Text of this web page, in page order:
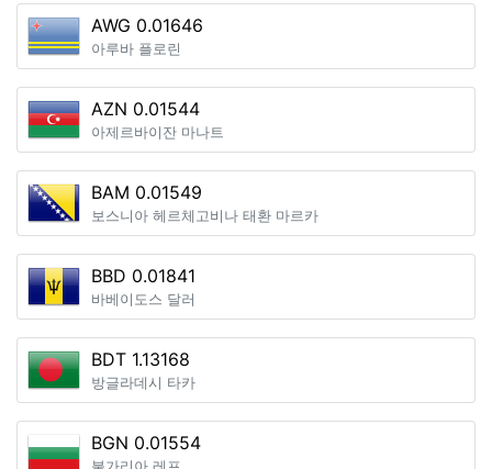
AWG 0.01646
아루바 플로린
AZN 0.01544
아제르바이잔 마나트
BAM 0.01549
보스니아 헤르체고비나 태환 마르카
BBD 0.01841
바베이도스 달러
BDT 1.13168
방글라데시 타카
BGN 0.01554